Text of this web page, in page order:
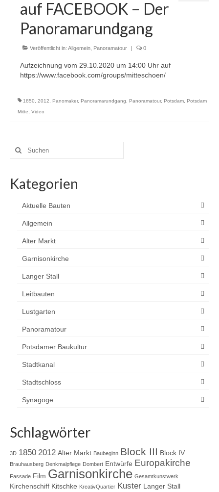
auf FACEBOOK – Der
Panoramarundgang
Veröffentlicht in: Allgemein Panoramatour | 0
Aufzeichnung vom 29.10.2020 um 14:00 Uhr auf
https://www.facebook.com/groups/mitteschoen/
1850 2012 Panomaker, Panoramarundgang Panoramatour, Potsdam Potsdam
Mitte
Video
Suchen
nach:
Kategorien
Aktuelle Bauten
Allgemein
Alter Markt
Garnisonkirche
Langer Stall
Leitbauten
Lustgarten
Panoramatour
Potsdamer Baukultur
Stadtkanal
Stadtschloss
Synagoge
Schlagwörter
3D 1850 2012 Alter Markt Baubeginn Block III Block IV
Brauhausberg Denkmalpflege Dombert Entwürfe Europakirche
Fassade Film Garnisonkirche Gesamtkunstwerk
Kirchenschiff Kitschke KreativQuartier Kuster Langer Stall